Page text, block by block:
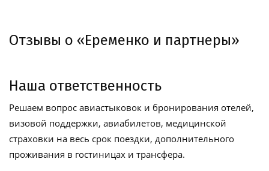
Отзывы о «Еременко и партнеры»
Наша ответственность
Решаем вопрос авиастыковок и бронирования отелей,
визовой поддержки, авиабилетов, медицинской
страховки на весь срок поездки, дополнительного
проживания в гостиницах и трансфера.